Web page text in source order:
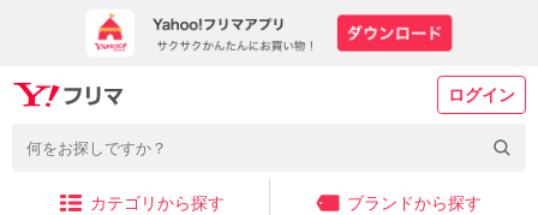
ログイン
カテゴリから探す ブランドから探す